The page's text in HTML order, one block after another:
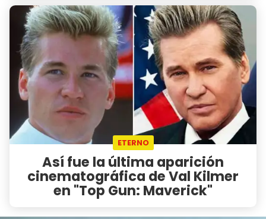
ETERNO
Así fue la última aparición
cinematográfica de Val Kilmer
en "Top Gun: Maverick"